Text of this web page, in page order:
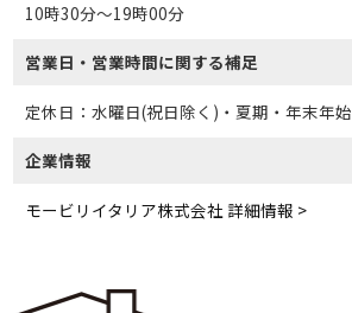
10時30分～19時00分
営業日・営業時間に関する補足
定休日：水曜日(祝日除く)・夏期・年末年始
企業情報
モービリイタリア株式会社 詳細情報 >